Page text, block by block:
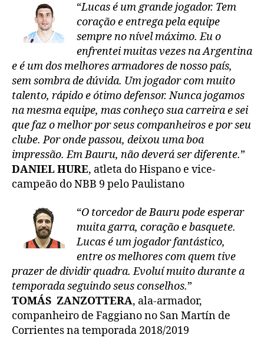
“Lucas é um grande jogador. Tem
coração e entrega pela equipe
sempre no nível máximo. Eu o
enfrentei muitas vezes na Argentina
e é um dos melhores armadores de nosso país,
sem sombra de dúvida. Um jogador com muito
talento, rápido e ótimo defensor. Nunca jogamos
na mesma equipe, mas conheço sua carreira e sei
que faz o melhor por seus companheiros e por seu
clube. Por onde passou, deixou uma boa
impressão. Em Bauru, não deverá ser diferente.”
DANIEL HURE, atleta do Hispano e vice-
campeão do NBB 9 pelo Paulistano
“O torcedor de Bauru pode esperar
muita garra, coração e basquete.
Lucas é um jogador fantástico,
entre os melhores com quem tive
prazer de dividir quadra. Evoluí muito durante a
temporada seguindo seus conselhos.”
TOMÁS ZANZOTTERA, ala-armador,
companheiro de Faggiano no San Martín de
Corrientes na temporada 2018/2019